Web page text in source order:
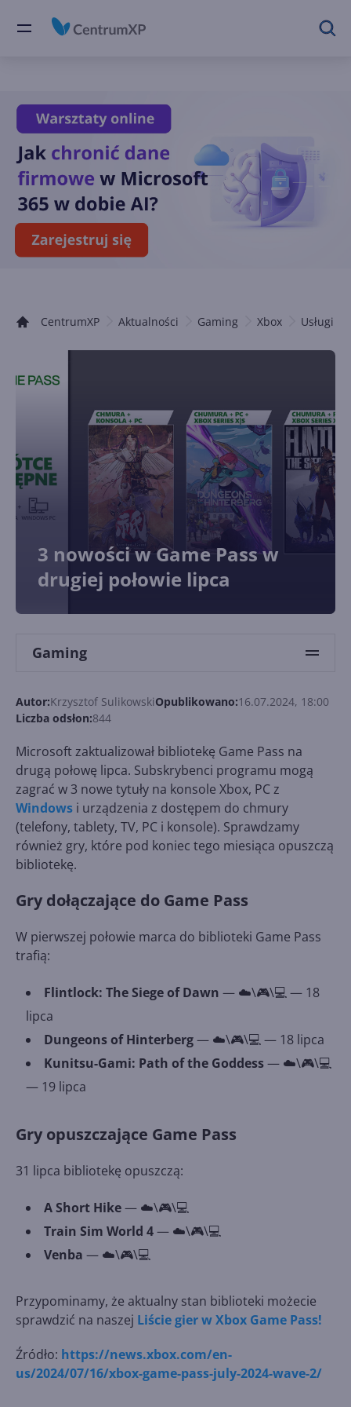
CentrumXP Aktualności Gaming Xbox Usługi
3 nowości w Game Pass w
drugiej połowie lipca
Gaming
Autor:Krzysztof SulikowskiOpublikowano:16.07.2024, 18:00
Liczba odsłon:844
Microsoft zaktualizował bibliotekę Game Pass na
drugą połowę lipca. Subskrybenci programu mogą
zagrać w 3 nowe tytuły na konsole Xbox, PC z
Windows i urządzenia z dostępem do chmury
(telefony, tablety, TV, PC i konsole). Sprawdzamy
również gry, które pod koniec tego miesiąca opuszczą
bibliotekę.
Gry dołączające do Game Pass
W pierwszej połowie marca do biblioteki Game Pass
trafią:
Flintlock: The Siege of Dawn — ☁️\🎮\💻 — 18
lipca
Dungeons of Hinterberg— ☁️\🎮\💻 — 18 lipca
Kunitsu-Gami: Path of the Goddess— ☁️\🎮\💻
— 19 lipca
Gry opuszczające Game Pass
31 lipca bibliotekę opuszczą:
A Short Hike— ☁️\🎮\💻
Train Sim World 4— ☁️\🎮\💻
Venba — ☁️\🎮\💻
Przypominamy, że aktualny stan biblioteki możecie
sprawdzić na naszej Liście gier w Xbox Game Pass!
Źródło: https://news.xbox.com/en-
us/2024/07/16/xbox-game-pass-july-2024-wave-2/